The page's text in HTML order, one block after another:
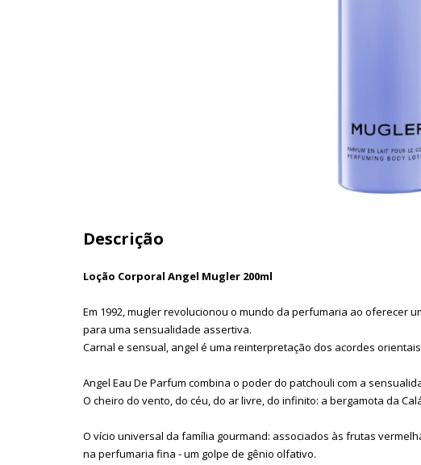
Descrição
Loção Corporal Angel Mugler 200ml
Em 1992, mugler revolucionou o mundo da perfumaria ao oferecer
para uma sensualidade assertiva.
Carnal e sensual, angel é uma reinterpretação dos acordes
Angel Eau De Parfum combina o poder do patchouli com a
O cheiro do vento, do céu, do ar livre, do infinito: a bergamota da
O vício universal da família gourmand: associados às frutas
na perfumaria fina - um golpe de gênio olfativo.